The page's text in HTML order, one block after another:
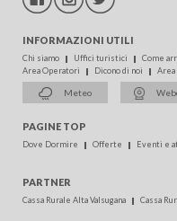
INFORMAZIONI UTILI
Chi siamo Uffici turistici Come
Area Operatori
Dicono di noi Area
Meteo
PAGINE TOP
Dove Dormire Offerte Eventi e
PARTNER
Cassa Rurale Alta Valsugana Cassa